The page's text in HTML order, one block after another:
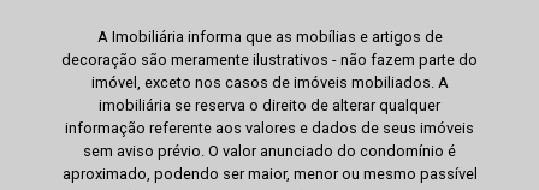
A Imobiliária informa que as mobílias e artigos de
decoração são meramente ilustrativos - não fazem parte do
imóvel, exceto nos casos de imóveis mobiliados. A
imobiliária se reserva o direito de alterar qualquer
informação referente aos valores e dados de seus imóveis
sem aviso prévio. O valor anunciado do condomínio é
aproximado, podendo ser maior, menor ou mesmo passível